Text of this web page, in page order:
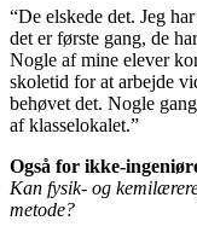
“De elskede det. Jeg
det er første gang, de
Nogle af mine elever
skoletid for at arbejde
behøvet det. Nogle
af klasselokalet.”
Også for ikke-
Kan fysik- og kemilæ
metode?